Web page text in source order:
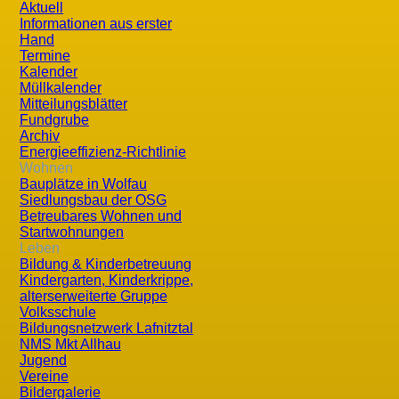
Aktuell
Informationen aus erster
Hand
Termine
Kalender
Müllkalender
Mitteilungsblätter
Fundgrube
Archiv
Energieeffizienz-Richtlinie
Wohnen
Bauplätze in Wolfau
Siedlungsbau der OSG
Betreubares Wohnen und
Startwohnungen
Leben
Bildung & Kinderbetreuung
Kindergarten, Kinderkrippe,
alterserweiterte Gruppe
Volksschule
Bildungsnetzwerk Lafnitztal
NMS Mkt Allhau
Jugend
Vereine
Bildergalerie
Aktuelle Seite:
Marktgemeinde Wolfau
Die Geschichte der Gemeinde Wolfau läßt sich bis
lebten Menschen hier im Gebiet der heutigen
Thörwiese gefunden wurden und im Landesmuseum in
bewohnte, gehörte dem keltisch-pannonischen
Vom 6. bis zum 8. Jahrhundert war das Gebiet jedoch fast
da es aufgrund von fehlenden natürlichen Hindernissen
fremder Völker wie Awaren, Germanen, Magyaren und
ungeschützt war. Im 9. Jahrhundert wurde es dann in das